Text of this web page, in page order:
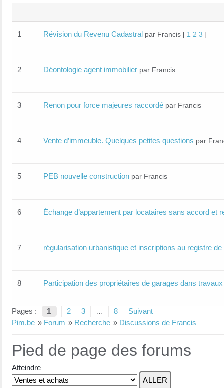
1 Révision du Revenu Cadastral par Francis [ 1 2 3 ]
2 Déontologie agent immobilier par Francis
3 Renon pour force majeures raccordé par Francis
4 Vente d’immeuble. Quelques petites questions par
5 PEB nouvelle construction par Francis
6 Échange d’appartement par locataires sans accord et
7 régularisation urbanistique et inscriptions au registre de
8 Participation des propriétaires de garages dans
Pages : 1 2 3 … 8
Suivant
Pim.be » Forum » Recherche » Discussions de Francis
Pied de page des forums
Atteindre